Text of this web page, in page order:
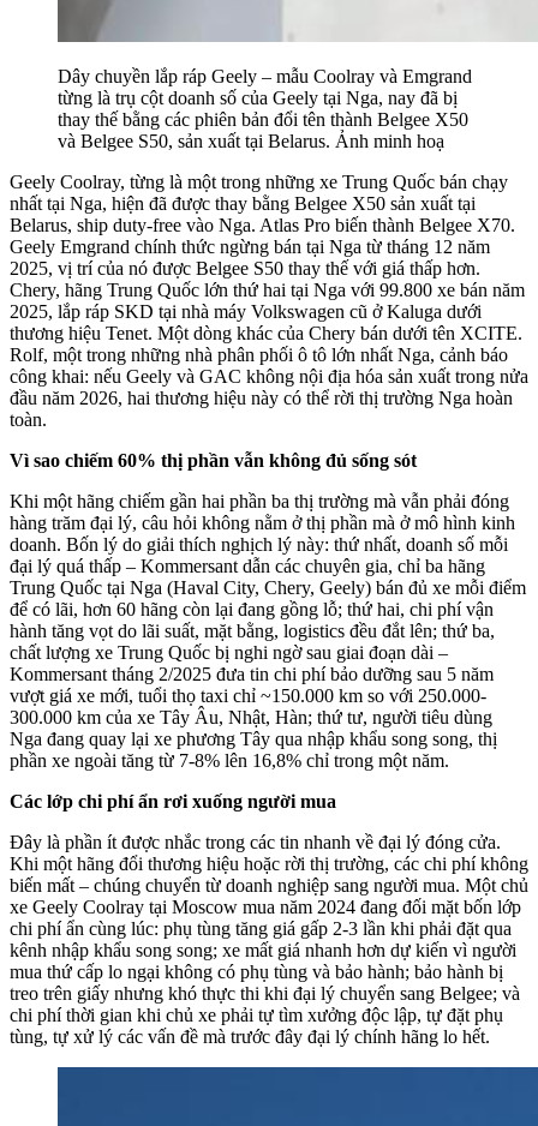
Dây chuyền lắp ráp Geely – mẫu Coolray và Emgrand
từng là trụ cột doanh số của Geely tại Nga, nay đã bị
thay thế bằng các phiên bản đổi tên thành Belgee X50
và Belgee S50, sản xuất tại Belarus. Ảnh minh hoạ
Geely Coolray, từng là một trong những xe Trung Quốc bán chạy
nhất tại Nga, hiện đã được thay bằng Belgee X50 sản xuất tại
Belarus, ship duty-free vào Nga. Atlas Pro biến thành Belgee X70.
Geely Emgrand chính thức ngừng bán tại Nga từ tháng 12 năm
2025, vị trí của nó được Belgee S50 thay thế với giá thấp hơn.
Chery, hãng Trung Quốc lớn thứ hai tại Nga với 99.800 xe bán năm
2025, lắp ráp SKD tại nhà máy Volkswagen cũ ở Kaluga dưới
thương hiệu Tenet. Một dòng khác của Chery bán dưới tên XCITE.
Rolf, một trong những nhà phân phối ô tô lớn nhất Nga, cảnh báo
công khai: nếu Geely và GAC không nội địa hóa sản xuất trong nửa
đầu năm 2026, hai thương hiệu này có thể rời thị trường Nga hoàn
toàn.
Vì sao chiếm 60% thị phần vẫn không đủ sống sót
Khi một hãng chiếm gần hai phần ba thị trường mà vẫn phải đóng
hàng trăm đại lý, câu hỏi không nằm ở thị phần mà ở mô hình kinh
doanh. Bốn lý do giải thích nghịch lý này: thứ nhất, doanh số mỗi
đại lý quá thấp – Kommersant dẫn các chuyên gia, chỉ ba hãng
Trung Quốc tại Nga (Haval City, Chery, Geely) bán đủ xe mỗi điểm
để có lãi, hơn 60 hãng còn lại đang gồng lỗ; thứ hai, chi phí vận
hành tăng vọt do lãi suất, mặt bằng, logistics đều đắt lên; thứ ba,
chất lượng xe Trung Quốc bị nghi ngờ sau giai đoạn dài –
Kommersant tháng 2/2025 đưa tin chi phí bảo dưỡng sau 5 năm
vượt giá xe mới, tuổi thọ taxi chỉ ~150.000 km so với 250.000-
300.000 km của xe Tây Âu, Nhật, Hàn; thứ tư, người tiêu dùng
Nga đang quay lại xe phương Tây qua nhập khẩu song song, thị
phần xe ngoài tăng từ 7-8% lên 16,8% chỉ trong một năm.
Các lớp chi phí ẩn rơi xuống người mua
Đây là phần ít được nhắc trong các tin nhanh về đại lý đóng cửa.
Khi một hãng đổi thương hiệu hoặc rời thị trường, các chi phí không
biến mất – chúng chuyển từ doanh nghiệp sang người mua. Một chủ
xe Geely Coolray tại Moscow mua năm 2024 đang đối mặt bốn lớp
chi phí ẩn cùng lúc: phụ tùng tăng giá gấp 2-3 lần khi phải đặt qua
kênh nhập khẩu song song; xe mất giá nhanh hơn dự kiến vì người
mua thứ cấp lo ngại không có phụ tùng và bảo hành; bảo hành bị
treo trên giấy nhưng khó thực thi khi đại lý chuyển sang Belgee; và
chi phí thời gian khi chủ xe phải tự tìm xưởng độc lập, tự đặt phụ
tùng, tự xử lý các vấn đề mà trước đây đại lý chính hãng lo hết.